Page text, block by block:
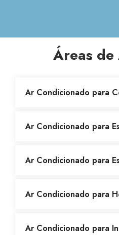
Áreas de
Ar Condicionado para
Ar Condicionado para
Ar Condicionado para
Ar Condicionado para
Ar Condicionado para